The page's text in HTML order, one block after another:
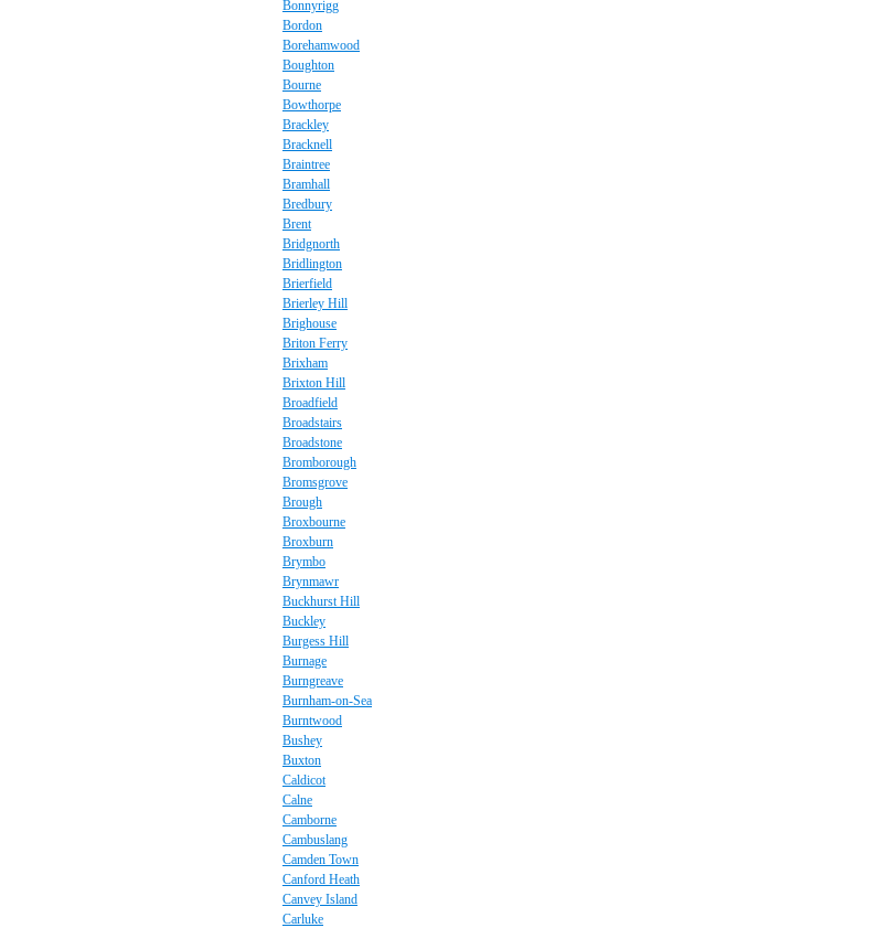
Bonnyrigg
Bordon
Borehamwood
Boughton
Bourne
Bowthorpe
Brackley
Bracknell
Braintree
Bramhall
Bredbury
Brent
Bridgnorth
Bridlington
Brierfield
Brierley Hill
Brighouse
Briton Ferry
Brixham
Brixton Hill
Broadfield
Broadstairs
Broadstone
Bromborough
Bromsgrove
Brough
Broxbourne
Broxburn
Brymbo
Brynmawr
Buckhurst Hill
Buckley
Burgess Hill
Burnage
Burngreave
Burnham-on-Sea
Burntwood
Bushey
Buxton
Caldicot
Calne
Camborne
Cambuslang
Camden Town
Canford Heath
Canvey Island
Carluke